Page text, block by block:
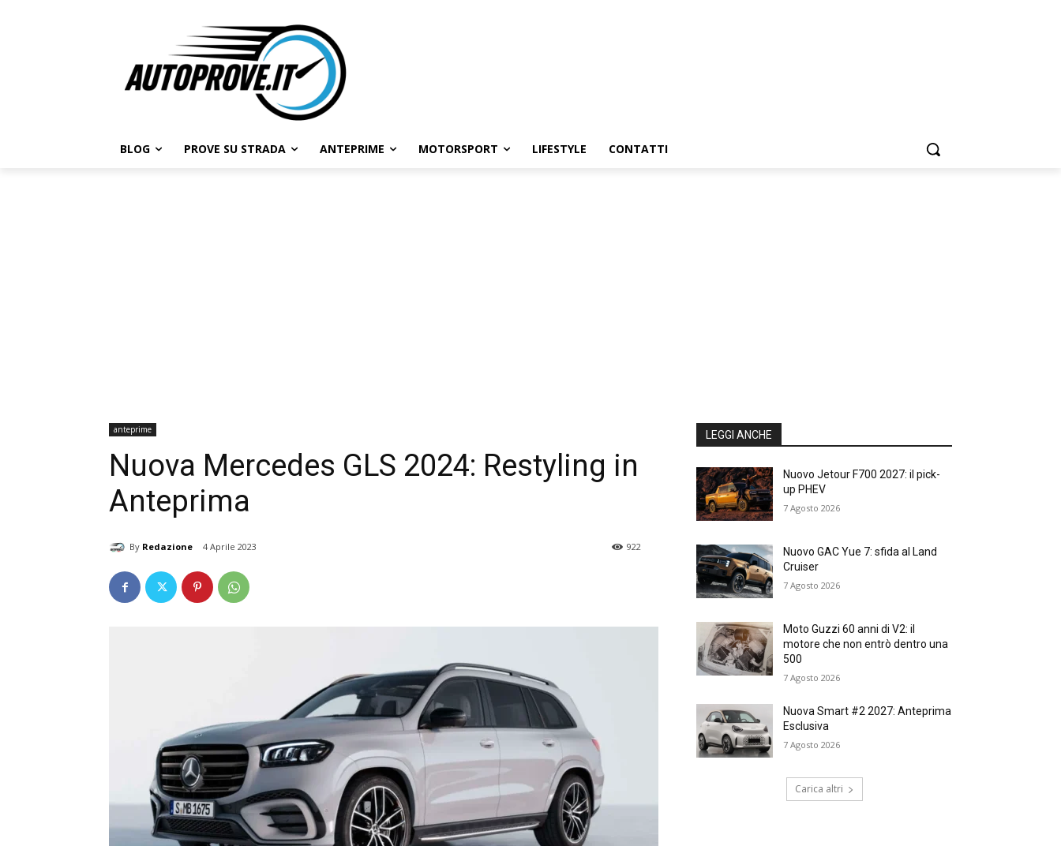
BLOG PROVE SU STRADA ANTEPRIME MOTORSPORT LIFESTYLE CONTATTI
anteprime
Nuova Mercedes GLS 2024: Restyling in
Anteprima
By Redazione 4 Aprile 2023 922
LEGGI ANCHE
Nuovo Jetour F700 2027: il pick-
up PHEV
7 Agosto 2026
Nuovo GAC Yue 7: sfida al Land
Cruiser
7 Agosto 2026
Moto Guzzi 60 anni di V2: il
motore che non entrò dentro una
500
7 Agosto 2026
Nuova Smart #2 2027: Anteprima
Esclusiva
7 Agosto 2026
Carica altri